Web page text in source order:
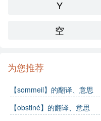
Y
空
为您推荐
【sommeil】的翻译、意思
【obstiné】的翻译、意思